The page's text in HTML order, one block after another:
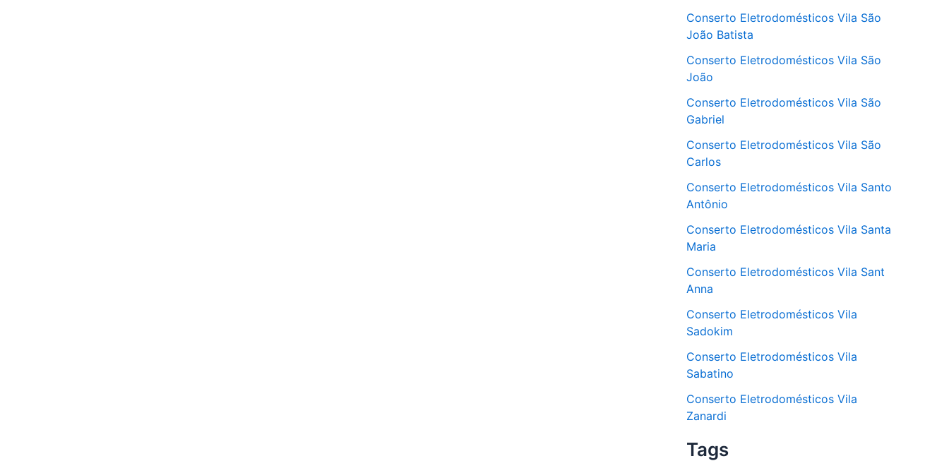
Conserto Eletrodomésticos Vila São
João Batista
Conserto Eletrodomésticos Vila São
João
Conserto Eletrodomésticos Vila São
Gabriel
Conserto Eletrodomésticos Vila São
Carlos
Conserto Eletrodomésticos Vila Santo
Antônio
Conserto Eletrodomésticos Vila Santa
Maria
Conserto Eletrodomésticos Vila Sant
Anna
Conserto Eletrodomésticos Vila
Sadokim
Conserto Eletrodomésticos Vila
Sabatino
Conserto Eletrodomésticos Vila
Zanardi
Tags